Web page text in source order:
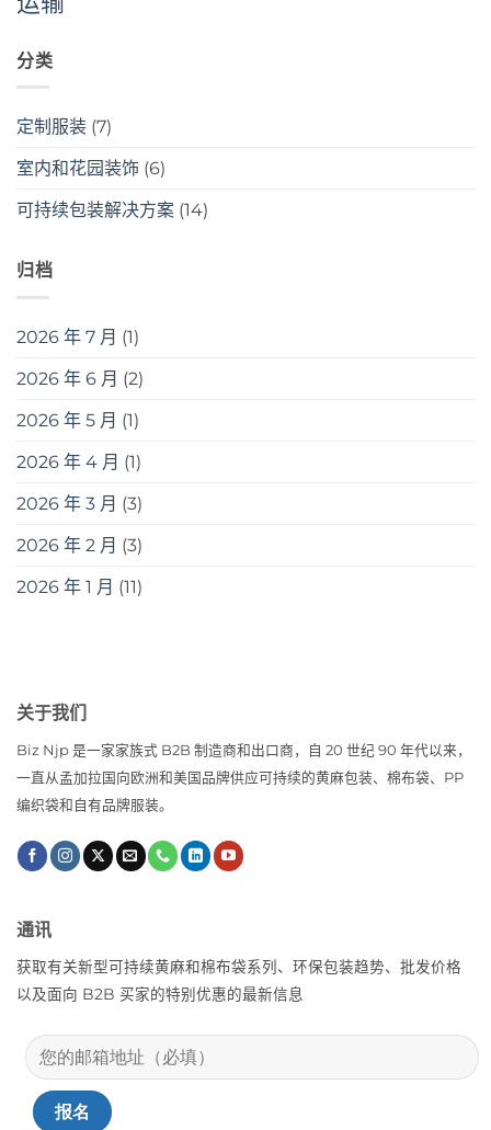
分类
定制服装 (7)
室内和花园装饰 (6)
可持续包装解决方案 (14)
归档
2026 年 7 月 (1)
2026 年 6 月 (2)
2026 年 5 月 (1)
2026 年 4 月 (1)
2026 年 3 月 (3)
2026 年 2 月 (3)
2026 年 1 月 (11)
关于我们
Biz Njp 是一家家族式 B2B 制造商和出口商，自 20 世纪 90 年代以来，
一直从孟加拉国向欧洲和美国品牌供应可持续的黄麻包装、棉布袋、PP
编织袋和自有品牌服装。
通讯
获取有关新型可持续黄麻和棉布袋系列、环保包装趋势、批发价格
以及面向 B2B 买家的特别优惠的最新信息